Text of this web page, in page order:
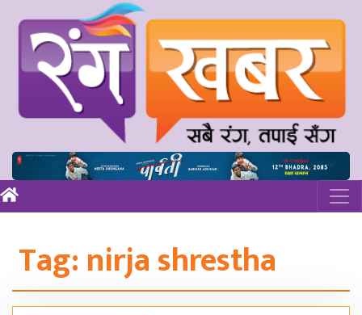
Tag:nirja shrestha